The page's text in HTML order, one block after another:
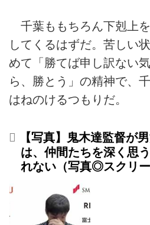
千葉ももちろん下剋上
してくるはずだ。苦しい
めて「勝てば申し訳ない
ら、勝とう」の精神で、
はねのけるつもりだ。
【写真】鬼木達監督が
は、仲間たちを深く思
れない（写真◎スクリー